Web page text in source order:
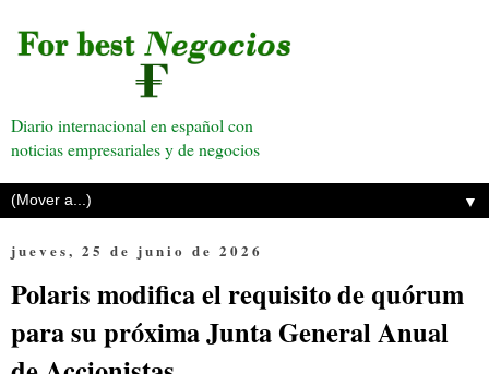
Diario internacional en español con
noticias empresariales y de negocios
▼
jueves, 25 de junio de 2026
Polaris modifica el requisito de quórum
para su próxima Junta General Anual